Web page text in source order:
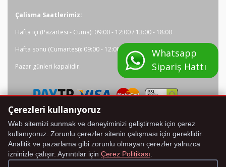
Çalisma Saatlerimiz:
Hafta içi (Pazartesi - Cuma): 09:00 - 12:00 / 13:00 - 18:00
Hafta sonu (Cumartesi): 09:00 - 12:00
Pazar günleri kapalidir.
Tüm kredi karti bilgileriniz 2048 bit SSL Sertifikasi ile
korunmaktadir.
Whatsapp
Sipariş Hattı
Çerezleri kullanıyoruz
Web sitemizi sunmak ve deneyiminizi geliştirmek için çerez
kullanıyoruz. Zorunlu çerezler sitenin çalışması için gereklidir.
Analitik ve pazarlama gibi zorunlu olmayan çerezler yalnızca
izninizle çalışır. Ayrıntılar için Çerez Politikası.